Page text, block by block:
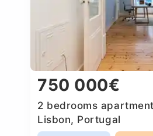
750 000€
2 bedrooms
Lisbon, Portugal